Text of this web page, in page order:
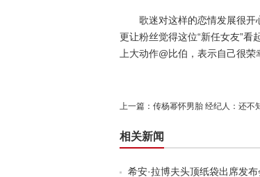
歌迷对这样的恋情发展很开心
更让粉丝觉得这位“新任女友”看
上大动作@比伯，表示自己很
上一篇： 传杨幂怀男胎 经纪人：还不
相关新闻
希安·拉博夫头顶纸袋出席发